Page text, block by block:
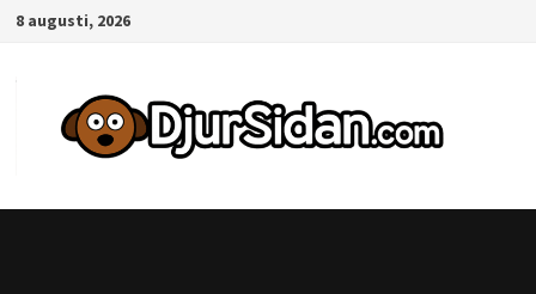
Hoppa
innehåll
8 augusti, 2026